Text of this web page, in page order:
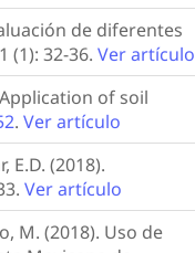
de diferentes
(1): 32-36.Ver artículo
of soil
.Ver artículo
E.D. (2018).
Ver artículo
M. (2018). Uso de